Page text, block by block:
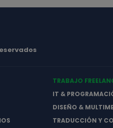
TRABAJO
IT &
DISEÑO &
TRADUCCIÓN Y